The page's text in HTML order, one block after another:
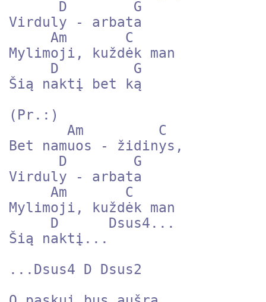
Virduly - arbata
Mylimoji, kuždėk man
Šią naktį bet ką
(Pr.:)
Bet namuos - židinys,
Virduly - arbata
Mylimoji, kuždėk man
Šią naktį...
...Dsus4 D Dsus2